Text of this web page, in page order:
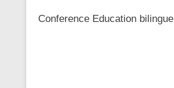
Conference Education bilingue